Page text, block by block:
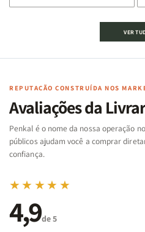
de
Cartas
Famílias
Bíblia
-
Penkal
de
Jogo
Cartas
Famílias
da
Bíblia
-
Penkal
VER
REPUTAÇÃO CONSTRUÍDA NOS
Avaliações da
Penkal é o nome da nossa operação
públicos ajudam você a comprar
confiança.
★★★★★
4,9de 5